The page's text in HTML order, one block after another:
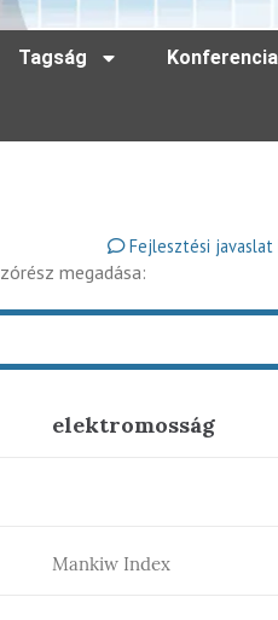
Tagság Konferencia
Fejlesztési javaslat
megadása:
elektromosság
Mankiw Index